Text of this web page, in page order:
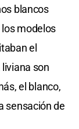
blancos
modelos
el
son
el blanco,
sensación de